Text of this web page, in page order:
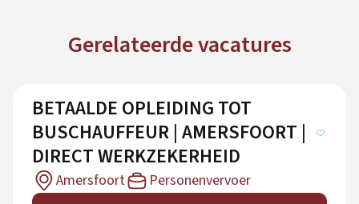
Gerelateerde vacatures
BETAALDE OPLEIDING TOT
BUSCHAUFFEUR | AMERSFOORT |
DIRECT WERKZEKERHEID
Amersfoort
Personenvervoer